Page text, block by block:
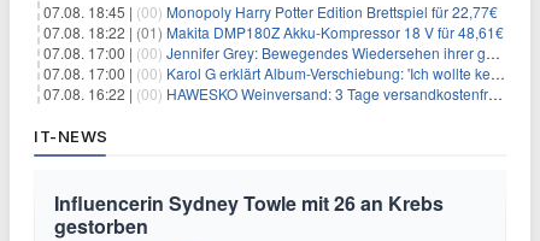
07.08. 18:45 | (00) Monopoly Harry Potter Edition Brettspiel für 22,77€
07.08. 18:22 | (01) Makita DMP180Z Akku-Kompressor 18 V für 48,61€
07.08. 17:00 | (00) Jennifer Grey: Bewegendes Wiedersehen ihrer geschiedenen Eltern kurz vor dem Tod ihrer Mutter
07.08. 17:00 | (00) Karol G erklärt Album-Verschiebung: 'Ich wollte keine persönliche Situation ausnutzen'
07.08. 16:22 | (00) HAWESKO Weinversand: 3 Tage versandkostenfrei bestellen (MBW 25€)
IT-NEWS
Influencerin Sydney Towle mit 26 an Krebs
gestorben